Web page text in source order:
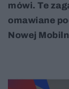
mówi. Te
omawiane
Nowej